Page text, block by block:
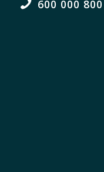
600 000 800